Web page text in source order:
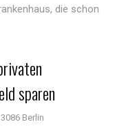
die schon
sparen
Berlin